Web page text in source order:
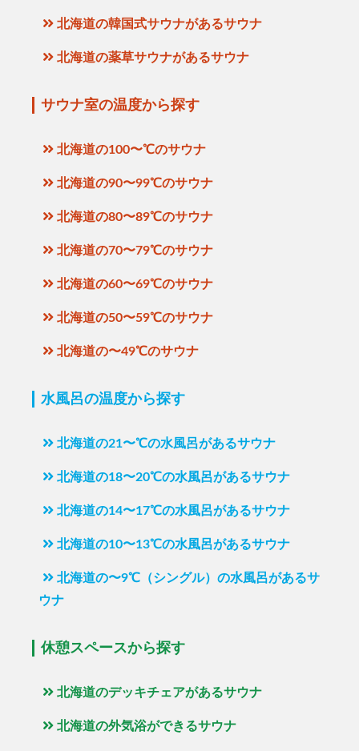
北海道の韓国式サウナがあるサウナ
北海道の薬草サウナがあるサウナ
サウナ室の温度から探す
北海道の100〜℃のサウナ
北海道の90〜99℃のサウナ
北海道の80〜89℃のサウナ
北海道の70〜79℃のサウナ
北海道の60〜69℃のサウナ
北海道の50〜59℃のサウナ
北海道の〜49℃のサウナ
水風呂の温度から探す
北海道の21〜℃の水風呂があるサウナ
北海道の18〜20℃の水風呂があるサウナ
北海道の14〜17℃の水風呂があるサウナ
北海道の10〜13℃の水風呂があるサウナ
北海道の〜9℃（シングル）の水風呂があるサ
ウナ
休憩スペースから探す
北海道のデッキチェアがあるサウナ
北海道の外気浴ができるサウナ